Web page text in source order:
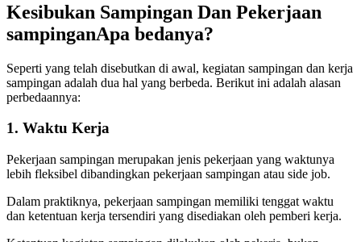
Kesibukan Sampingan Dan Pekerjaan
sampinganApa bedanya?
Seperti yang telah disebutkan di awal, kegiatan sampingan dan kerja
sampingan adalah dua hal yang berbeda. Berikut ini adalah alasan
perbedaannya:
1. Waktu Kerja
Pekerjaan sampingan merupakan jenis pekerjaan yang waktunya
lebih fleksibel dibandingkan pekerjaan sampingan atau side job.
Dalam praktiknya, pekerjaan sampingan memiliki tenggat waktu
dan ketentuan kerja tersendiri yang disediakan oleh pemberi kerja.